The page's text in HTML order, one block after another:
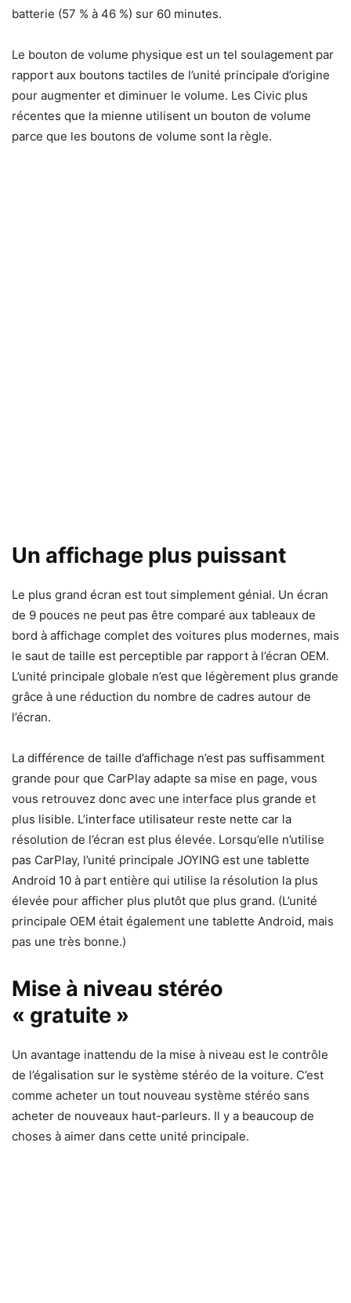
batterie (57 % à 46 %) sur 60 minutes.
Le bouton de volume physique est un tel soulagement par
rapport aux boutons tactiles de l’unité principale d’origine
pour augmenter et diminuer le volume. Les Civic plus
récentes que la mienne utilisent un bouton de volume
parce que les boutons de volume sont la règle.
Un affichage plus puissant
Le plus grand écran est tout simplement génial. Un écran
de 9 pouces ne peut pas être comparé aux tableaux de
bord à affichage complet des voitures plus modernes, mais
le saut de taille est perceptible par rapport à l’écran OEM.
L’unité principale globale n’est que légèrement plus grande
grâce à une réduction du nombre de cadres autour de
l’écran.
La différence de taille d’affichage n’est pas suffisamment
grande pour que CarPlay adapte sa mise en page, vous
vous retrouvez donc avec une interface plus grande et
plus lisible. L’interface utilisateur reste nette car la
résolution de l’écran est plus élevée. Lorsqu’elle n’utilise
pas CarPlay, l’unité principale JOYING est une tablette
Android 10 à part entière qui utilise la résolution la plus
élevée pour afficher plus plutôt que plus grand. (L’unité
principale OEM était également une tablette Android, mais
pas une très bonne.)
Mise à niveau stéréo
« gratuite »
Un avantage inattendu de la mise à niveau est le contrôle
de l’égalisation sur le système stéréo de la voiture. C’est
comme acheter un tout nouveau système stéréo sans
acheter de nouveaux haut-parleurs. Il y a beaucoup de
choses à aimer dans cette unité principale.